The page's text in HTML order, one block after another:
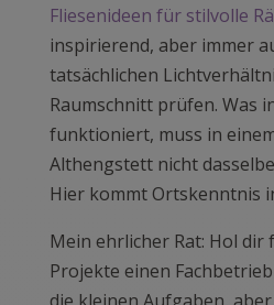
Fliesenideen für stilvolle
inspirierend, aber immer
tatsächlichen
Raumschnitt prüfen. Was
funktioniert, muss in
Althengstett nicht
Hier kommt Ortskenntnis
Mein ehrlicher Rat: Hol
Projekte einen